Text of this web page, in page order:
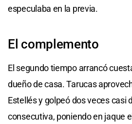
especulaba en la previa.
El complemento
El segundo tiempo arrancó
dueño de casa. Tarucas
Estellés y golpeó dos veces casi
consecutiva, poniendo en jaque